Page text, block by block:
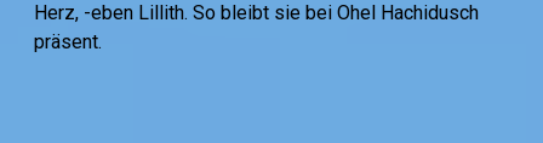
Herz, -eben Lillith. So bleibt sie bei Ohel Hachidusch
präsent.